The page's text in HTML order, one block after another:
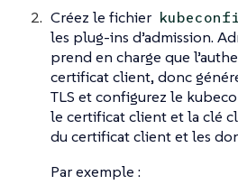
Créez le fichier
les plug-ins d’admission.
prend en charge que
certificat client, donc
TLS et configurez le
le certificat client et la clé
du certificat client et les
Par exemple :